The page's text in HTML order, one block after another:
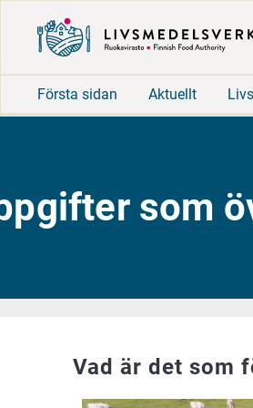
Första sidan Aktuellt
som
Vad är det som